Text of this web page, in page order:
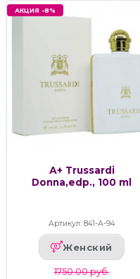
АКЦИЯ -8%
А+ Trussardi
Donna,edp., 100 ml
Артикул: 841-А-94
Женский
1750.00 руб.